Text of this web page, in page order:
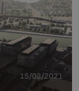
15/02/2021